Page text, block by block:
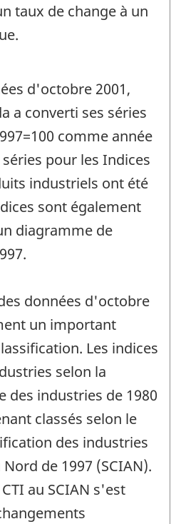
taux de change à un
d'octobre 2001,
a converti ses séries
comme année
pour les Indices
industriels ont été
sont également
diagramme de
données d'octobre
un important
Les indices
selon la
des industries de 1980
classés selon le
des industries
de 1997 (SCIAN).
au SCIAN s'est